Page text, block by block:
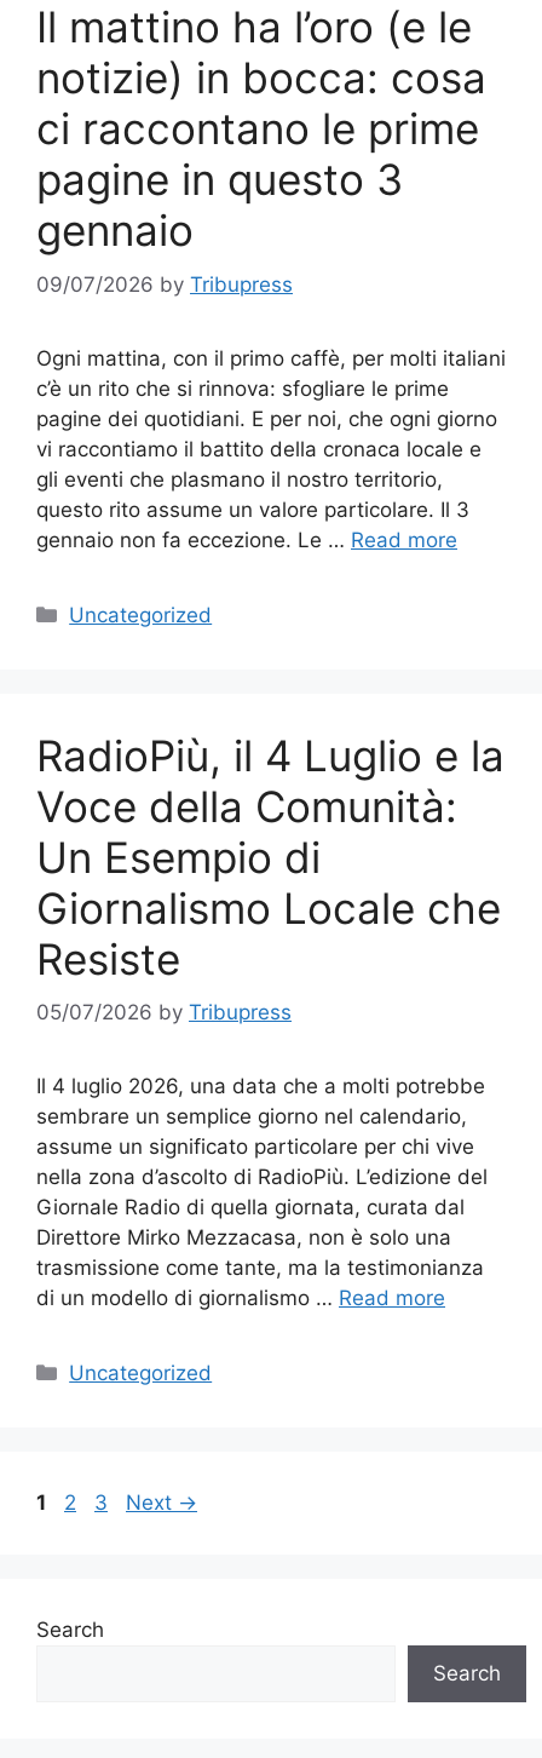
Il mattino ha l’oro (e le
notizie) in bocca: cosa
ci raccontano le prime
pagine in questo 3
gennaio
09/07/2026 by Tribupress
Ogni mattina, con il primo caffè, per molti italiani
c’è un rito che si rinnova: sfogliare le prime
pagine dei quotidiani. E per noi, che ogni giorno
vi raccontiamo il battito della cronaca locale e
gli eventi che plasmano il nostro territorio,
questo rito assume un valore particolare. Il 3
gennaio non fa eccezione. Le … Read more
Categories
Uncategorized
RadioPiù, il 4 Luglio e la
Voce della Comunità:
Un Esempio di
Giornalismo Locale che
Resiste
05/07/2026 by Tribupress
Il 4 luglio 2026, una data che a molti potrebbe
sembrare un semplice giorno nel calendario,
assume un significato particolare per chi vive
nella zona d’ascolto di RadioPiù. L’edizione del
Giornale Radio di quella giornata, curata dal
Direttore Mirko Mezzacasa, non è solo una
trasmissione come tante, ma la testimonianza
di un modello di giornalismo … Read more
Categories
Uncategorized
Page
1 Page
2 Page
3 Next →
Search
Search